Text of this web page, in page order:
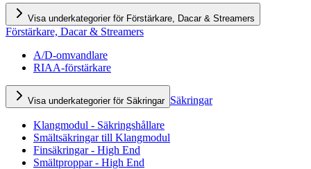
Visa underkategorier för Förstärkare, Dacar & Streamers
Förstärkare, Dacar & Streamers
A/D-omvandlare
RIAA-förstärkare
Visa underkategorier för Säkringar Säkringar
Klangmodul - Säkringshållare
Smältsäkringar till Klangmodul
Finsäkringar - High End
Smältproppar - High End